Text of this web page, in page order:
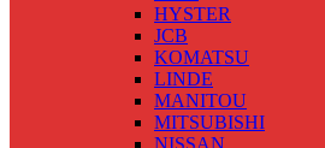
HYSTER
JCB
KOMATSU
LINDE
MANITOU
MITSUBISHI
NISSAN